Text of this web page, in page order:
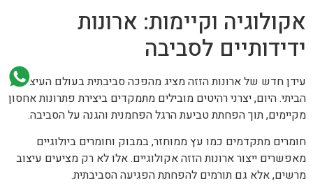
אקולוגיה וקיימות: ארונות
ידידותיים לסביבה
עידן חדש של ארונות הזזה מציג מהפכה סביבתית בעולם העיצוב
הביתי. היום, יצרני רהיטים מובילים מתמקדים ביצירת פתרונות אחסון
מקיימים, תוך הפחתת טביעת הרגל הפחמנית והגנה על הסביבה.
חומרים מתקדמים כמו עץ ממוחזר, במבוק וחומרים ביולוגיים
מאפשרים ייצור ארונות הזזה אקולוגיים. אלו לא רק מציעים עיצוב
מרשים, אלא גם תורמים להפחתת הפגיעה הסביבתית.